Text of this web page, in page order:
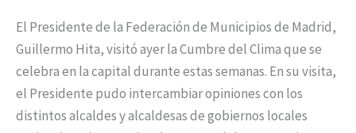
El Presidente de la Federación de Municipios de Madrid,
Guillermo Hita, visitó ayer la Cumbre del Clima que se
celebra en la capital durante estas semanas. En su visita,
el Presidente pudo intercambiar opiniones con los
distintos alcaldes y alcaldesas de gobiernos locales